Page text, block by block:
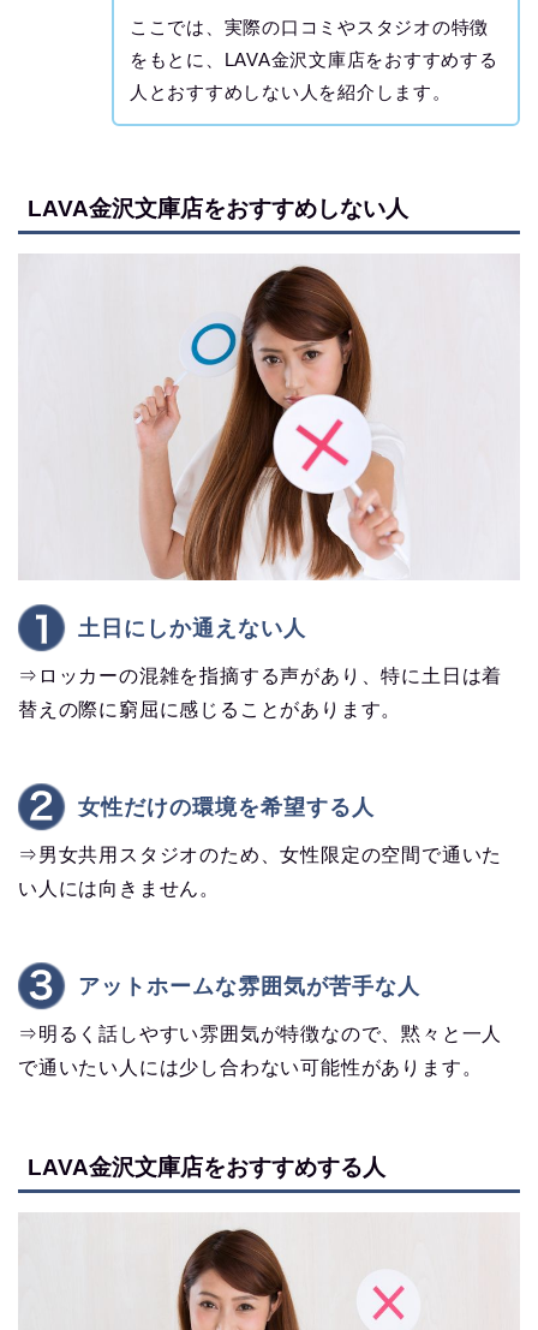
ここでは、実際の口コミやスタジオの特徴
をもとに、LAVA金沢文庫店をおすすめする
人とおすすめしない人を紹介します。
LAVA金沢文庫店をおすすめしない人
土日にしか通えない人
⇒ロッカーの混雑を指摘する声があり、特に土日は着
替えの際に窮屈に感じることがあります。
女性だけの環境を希望する人
⇒男女共用スタジオのため、女性限定の空間で通いた
い人には向きません。
アットホームな雰囲気が苦手な人
⇒明るく話しやすい雰囲気が特徴なので、黙々と一人
で通いたい人には少し合わない可能性があります。
LAVA金沢文庫店をおすすめする人